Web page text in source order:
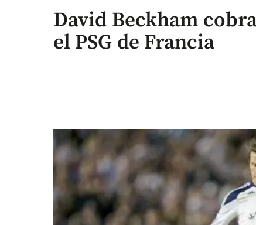
David Beckham
el PSG de Francia